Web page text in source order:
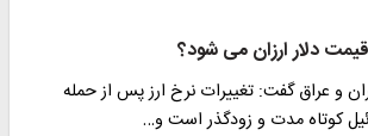
دلار ارزان می شود؟
و عراق گفت: تغییرات نرخ ارز پس از حمله
کوتاه مدت و زودگذر است و…